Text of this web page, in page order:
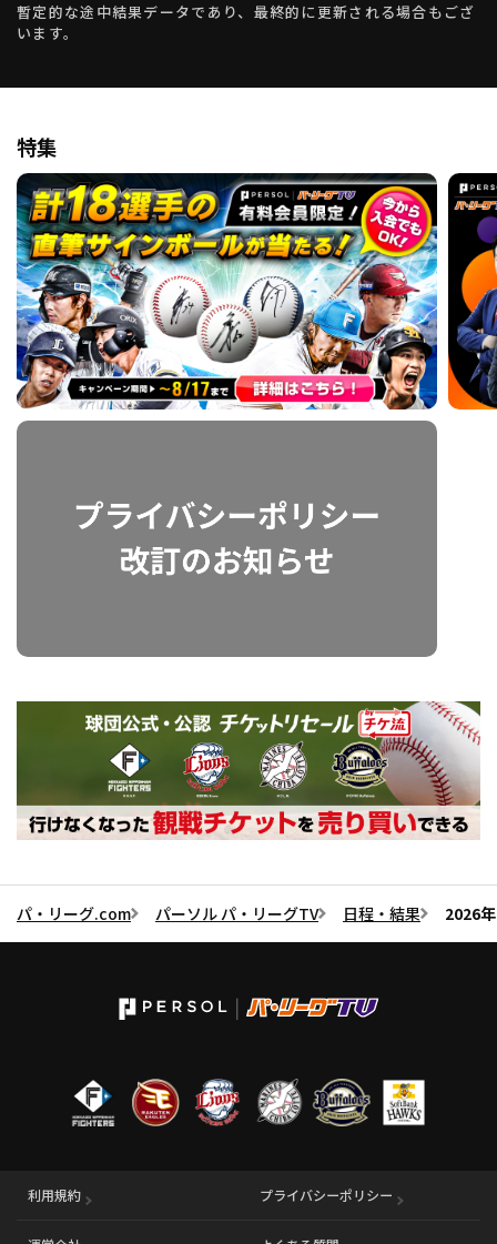
暫定的な途中結果データであり、最終的に更新される場合もござ
います。
特集
パ・リーグ.com パーソル パ・リーグTV 日程・結果 2026
利用規約 プライバシーポリシー